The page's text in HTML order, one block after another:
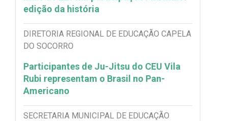
edição da história
DIRETORIA REGIONAL DE EDUCAÇÃO CAPELA
DO SOCORRO
Participantes de Ju-Jitsu do CEU Vila
Rubi representam o Brasil no Pan-
Americano
SECRETARIA MUNICIPAL DE EDUCAÇÃO